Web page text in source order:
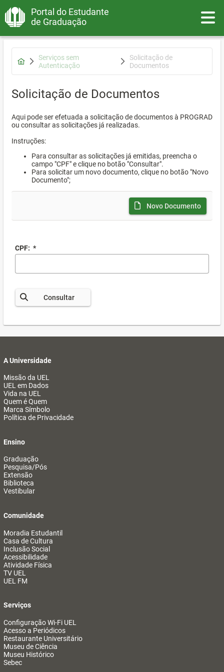
Portal do Estudante
de Graduação
Serviços sem
Autenticação
Solicitação de
Documentos
Solicitação de Documentos
Aqui pode ser efetuada a solicitação de documentos à PROGRAD
ou consultar as solicitações já realizadas.
Instruções:
Para consultar as solicitações já emitidas, preencha o
campo "CPF" e clique no botão "Consultar".
Para solicitar um novo documento, clique no botão "Novo
Documento";
Novo Documento
CPF: *
Consultar
A Universidade
Missão da UEL
UEL em Dados
Vida na UEL
Quem é Quem
Marca Símbolo
Política de Privacidade
Ensino
Graduação
Pesquisa/Pós
Extensão
Biblioteca
Vestibular
Comunidade
Moradia Estudantil
Casa de Cultura
Inclusão Social
Acessibilidade
Atividade Física
TV UEL
UEL FM
Serviços
Configuração Wi-Fi UEL
Acesso a Periódicos
Restaurante Universitário
Museu de Ciência
Museu Histórico
Sebec